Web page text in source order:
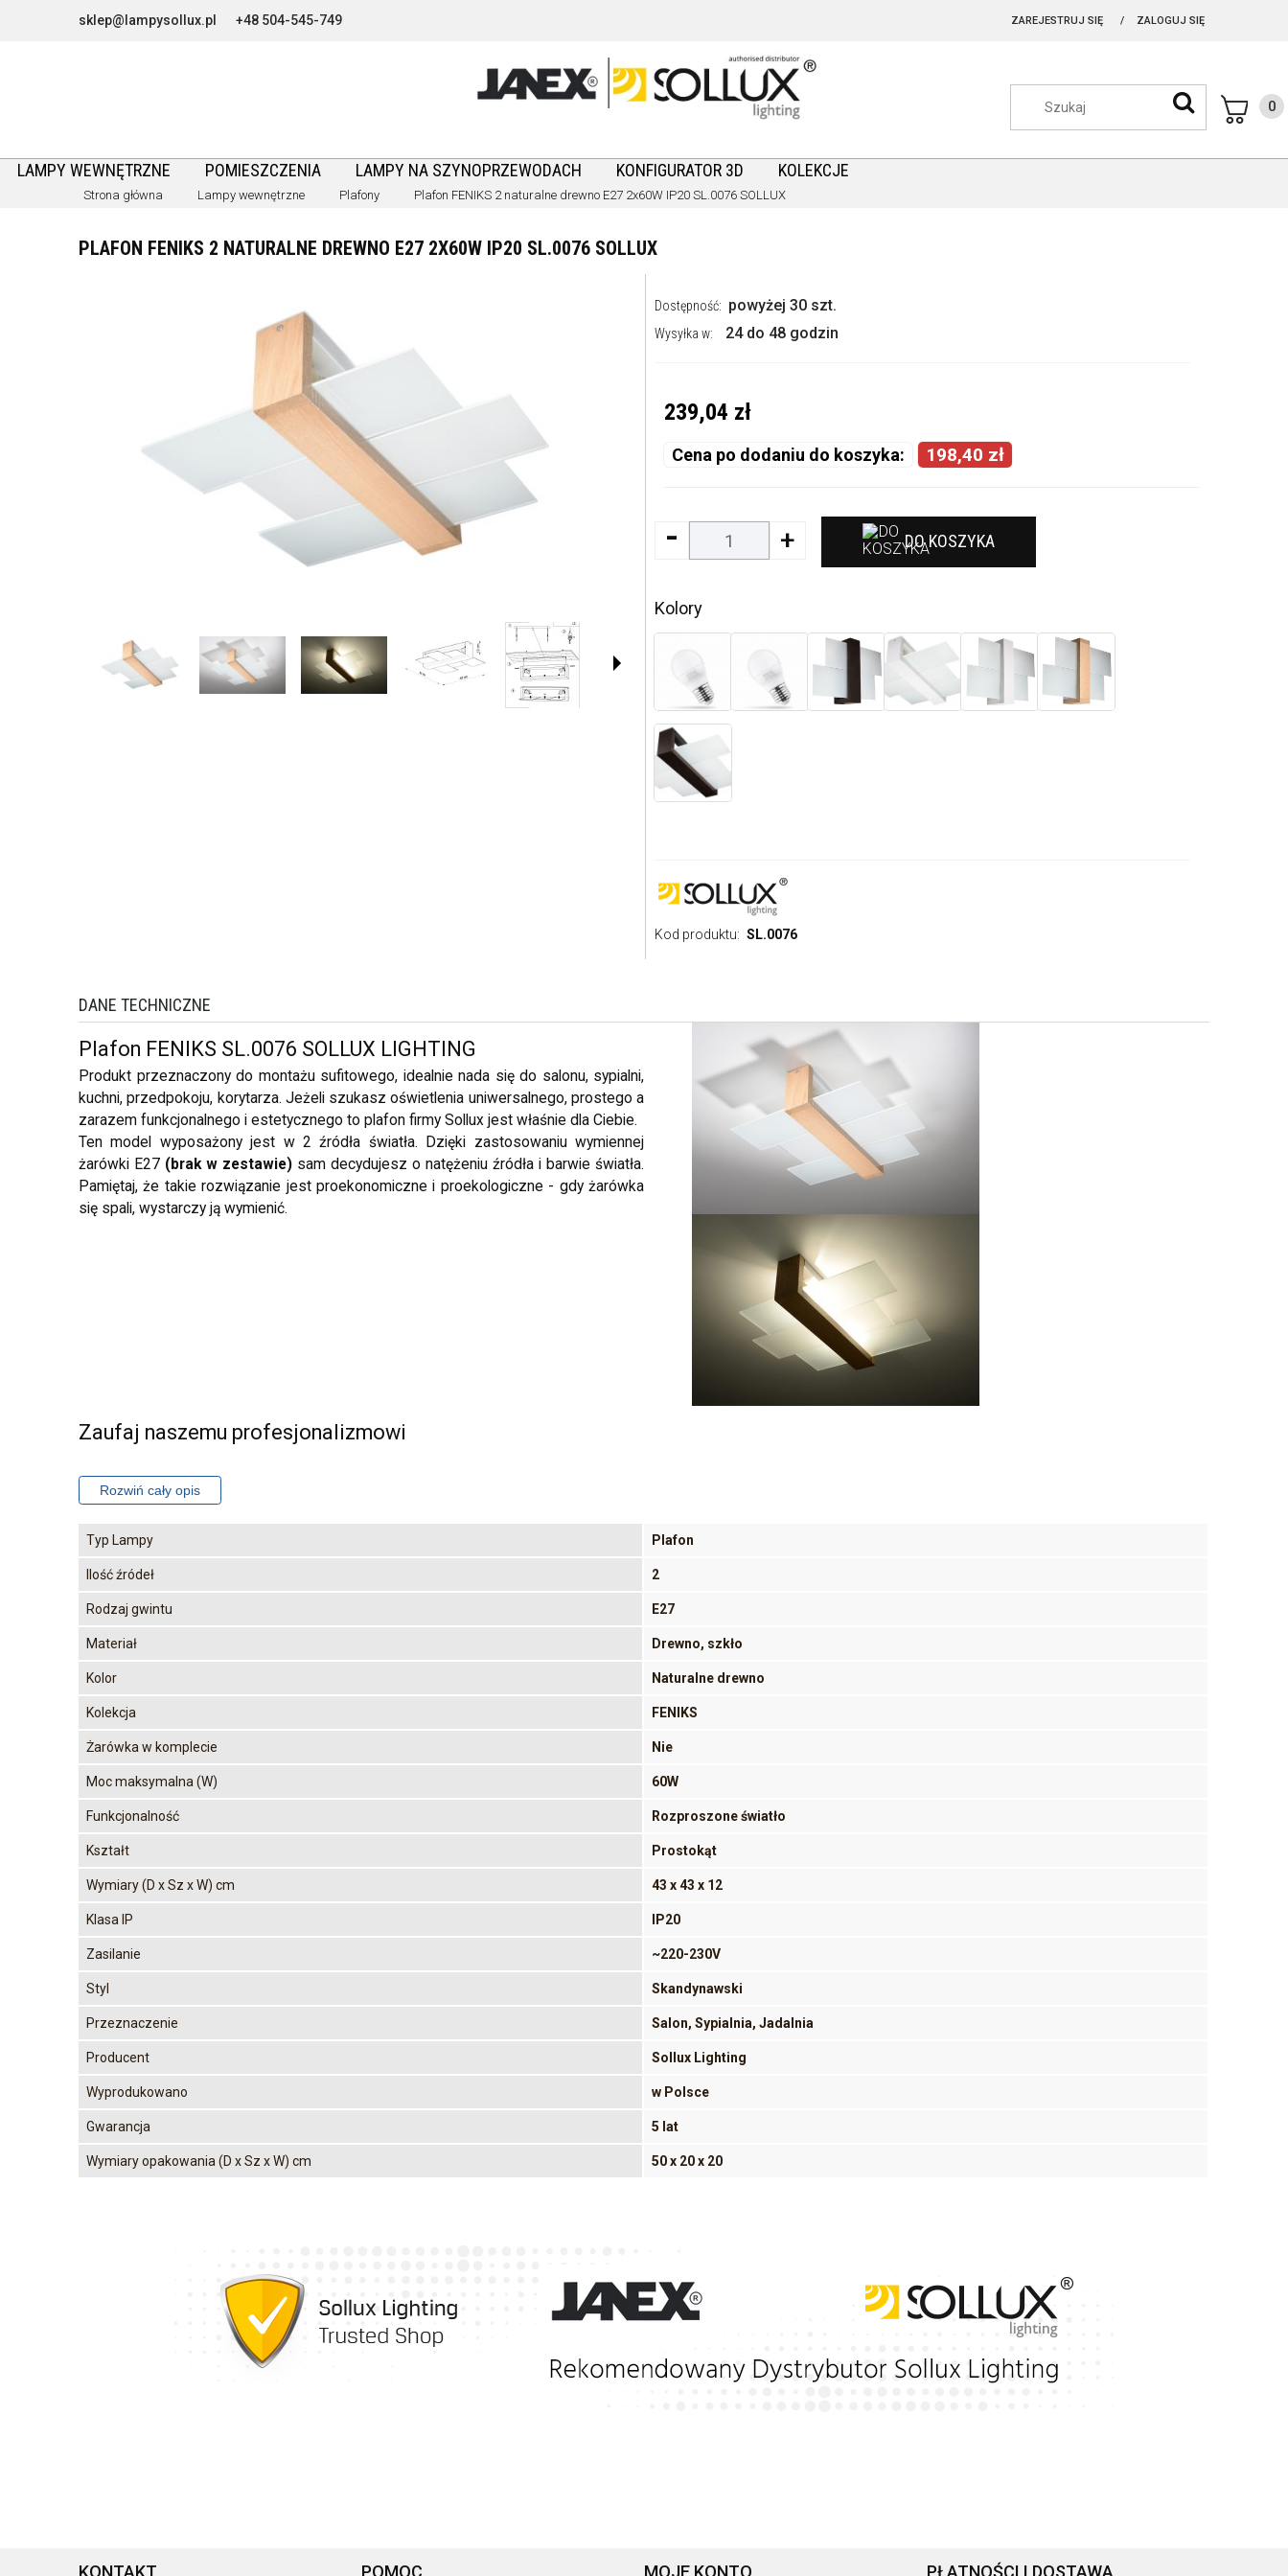
ZAREJESTRUJ SIĘ ZALOGUJ SIĘ
sklep@lampysollux.pl +48 504-545-749
LAMPY WEWNĘTRZNE POMIESZCZENIA LAMPY NA SZYNOPRZEWODACH KONFIGURATOR 3D KOLEKCJE
Strona główna Lampy wewnętrzne Plafony Plafon FENIKS 2 naturalne drewno E27 2x60W IP20 SL.0076 SOLLUX
PLAFON FENIKS 2 NATURALNE DREWNO E27 2X60W IP20 SL.0076 SOLLUX
Dostępność: powyżej 30 szt.
Wysyłka w: 24 do 48 godzin
239,04 zł
Cena po dodaniu do koszyka: 198,40 zł
- + DO KOSZYKA
Kolory
Kod produktu: SL.0076
DANE TECHNICZNE
Plafon FENIKS SL.0076 SOLLUX LIGHTING
Produkt przeznaczony do montażu sufitowego, idealnie nada się do salonu, sypialni,
kuchni, przedpokoju, korytarza. Jeżeli szukasz oświetlenia uniwersalnego, prostego a
zarazem funkcjonalnego i estetycznego to plafon firmy Sollux jest właśnie dla Ciebie.
Ten model wyposażony jest w 2 źródła światła. Dzięki zastosowaniu wymiennej
żarówki E27 (brak w zestawie) sam decydujesz o natężeniu źródła i barwie światła.
Pamiętaj, że takie rozwiązanie jest proekonomiczne i proekologiczne - gdy żarówka
się spali, wystarczy ją wymienić.
Zaufaj naszemu profesjonalizmowi
Typ Lampy Plafon
Ilość źródeł 2
Rodzaj gwintu E27
Materiał Drewno, szkło
Kolor Naturalne drewno
Kolekcja FENIKS
Żarówka w komplecie Nie
Moc maksymalna (W) 60W
Funkcjonalność Rozproszone światło
Kształt Prostokąt
Wymiary (D x Sz x W) cm 43 x 43 x 12
Klasa IP IP20
Zasilanie ~220-230V
Styl Skandynawski
Przeznaczenie Salon, Sypialnia, Jadalnia
Producent Sollux Lighting
Wyprodukowano w Polsce
Gwarancja 5 lat
Wymiary opakowania (D x Sz x W) cm 50 x 20 x 20
KONTAKT POMOC MOJE KONTO PŁATNOŚCI I DOSTAWA